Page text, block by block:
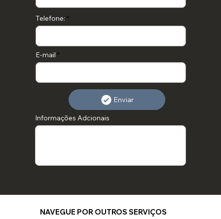
Telefone:
E-mail
Informações Adcionais
Enviar
NAVEGUE POR OUTROS SERVIÇOS